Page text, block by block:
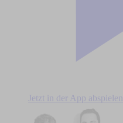
Jetzt in der App abspielen